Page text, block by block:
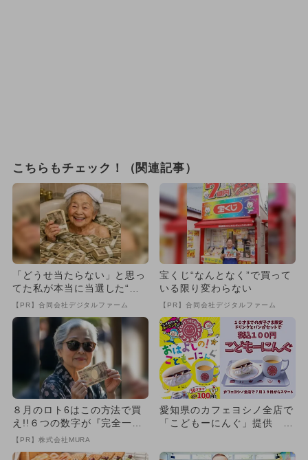
こちらもチェック！（関連記事）
「どうせ当たらない」と思っ
てた私が本当に当選した“買
い方”がこれ
【PR】合同会社デジタルファーム
宝くじ“なんとなく”で買って
いる限り変わらない
【PR】合同会社デジタルファーム
８月のロト6はこの方法で買
え!!６つの数字が『完全一
致』する方法
【PR】株式会社MURA
愛知県のカフェヨシノ全店で
「こどもーにんぐ」提供 ド